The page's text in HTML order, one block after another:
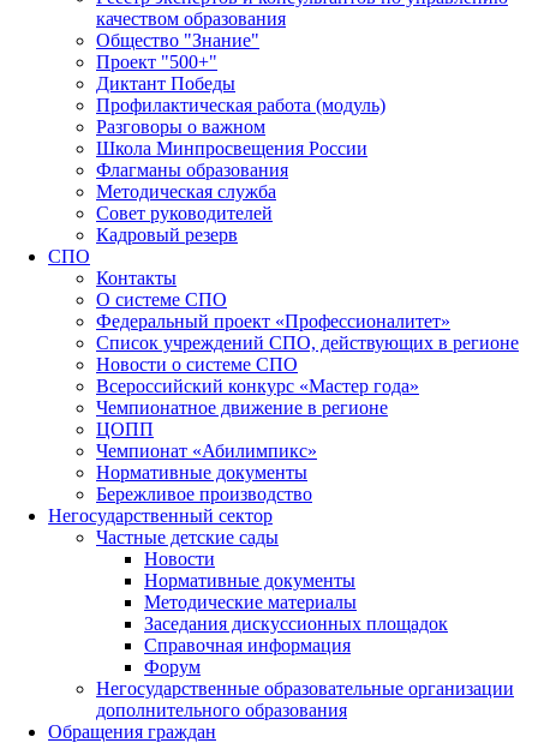
качеством образования
Общество "Знание"
Проект "500+"
Диктант Победы
Профилактическая работа (модуль)
Разговоры о важном
Школа Минпросвещения России
Флагманы образования
Методическая служба
Совет руководителей
Кадровый резерв
СПО
Контакты
О системе СПО
Федеральный проект «Профессионалитет»
Список учреждений СПО, действующих в регионе
Новости о системе СПО
Всероссийский конкурс «Мастер года»
Чемпионатное движение в регионе
ЦОПП
Чемпионат «Абилимпикс»
Нормативные документы
Бережливое производство
Негосударственный сектор
Частные детские сады
Новости
Нормативные документы
Методические материалы
Заседания дискуссионных площадок
Справочная информация
Форум
Негосударственные образовательные организации
дополнительного образования
Обращения граждан